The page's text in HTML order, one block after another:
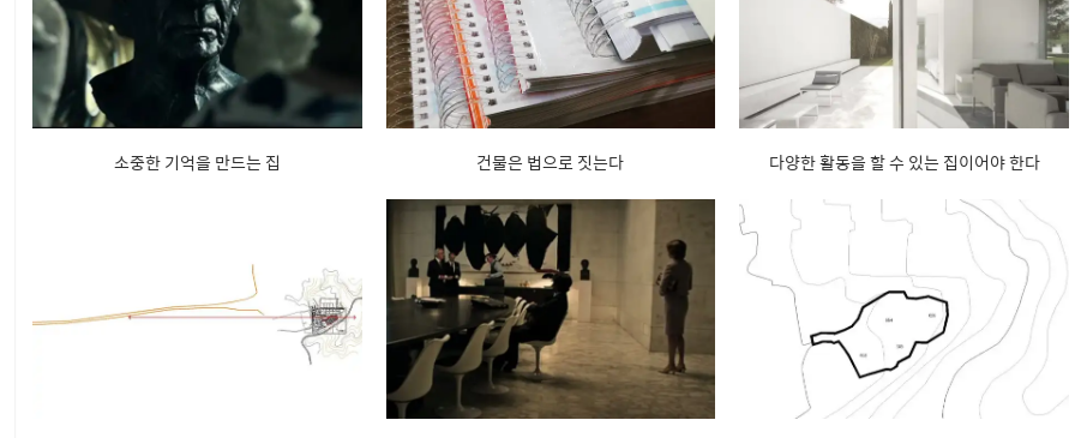
소중한 기억을 만드는 집 건물은 법으로 짓는다 다양한 활동을 할 수 있는 집이어야 한다